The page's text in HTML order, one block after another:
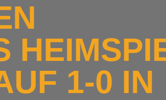
1-0 IN